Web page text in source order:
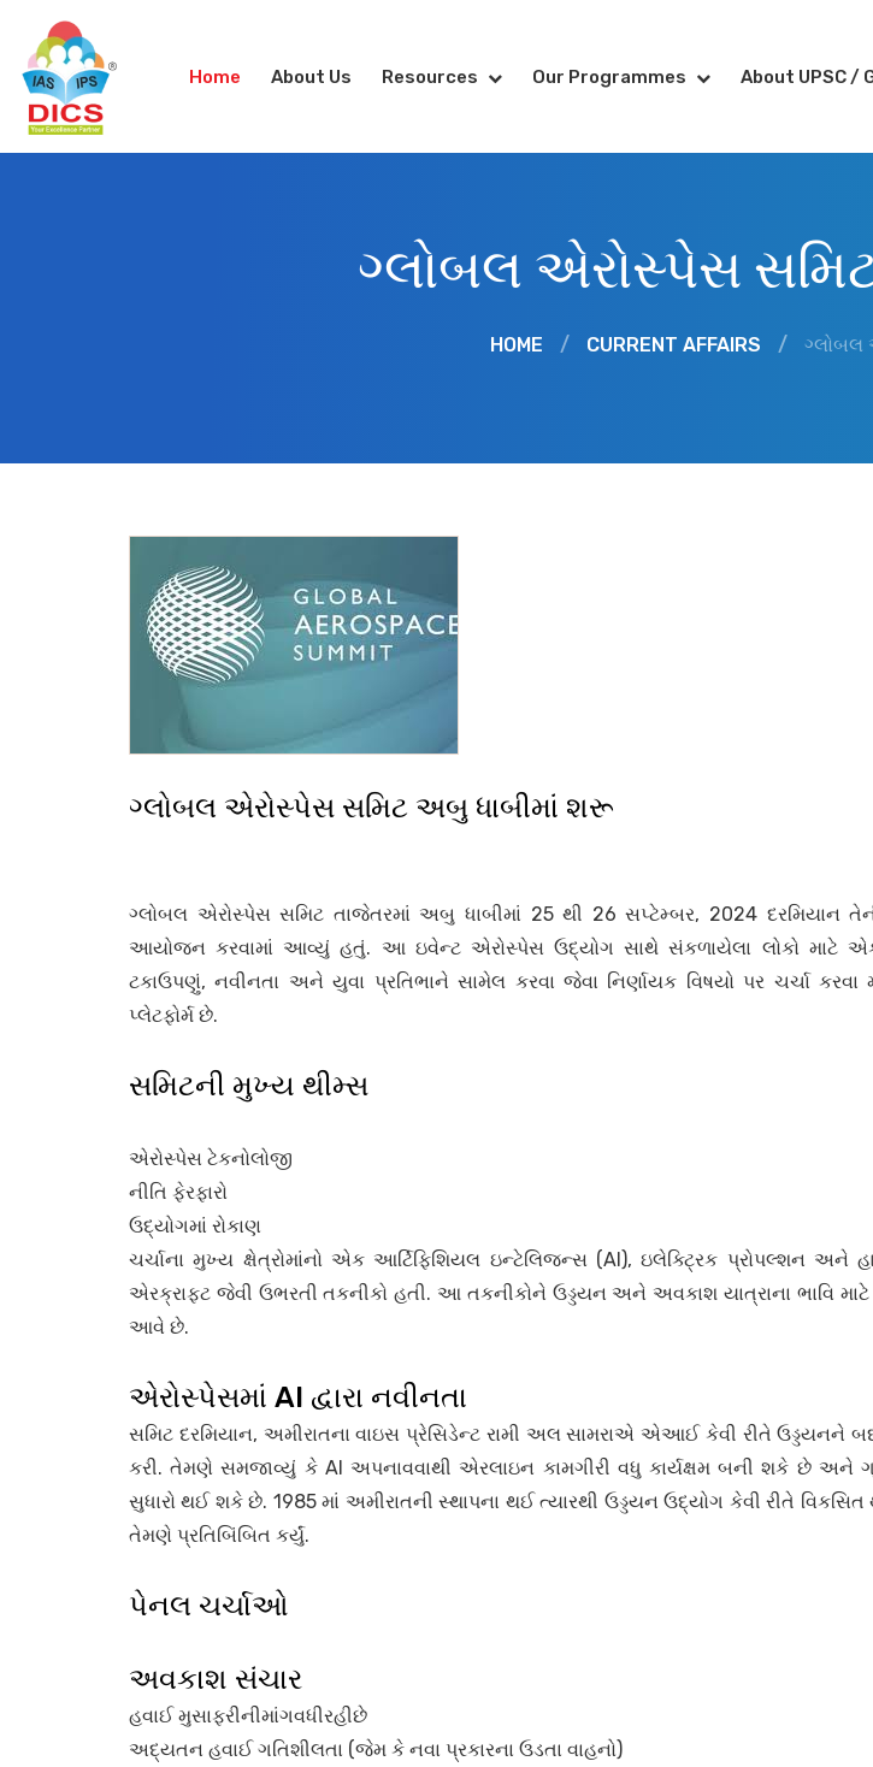
Home About Us Resources Our Programmes About UPSC /
ગ્લોબલ એરોસ્પેસ
HOME / CURRENT AFFAIRS / ગ્લોબલ
ગ્લોબલ એરોસ્પેસ સમિટ અબુ ધાબીમાં શરૂ
ગ્લોબલ એરોસ્પેસ સમિટ તાજેતરમાં અબુ ધાબીમાં 25 થી 26 સપ્ટેમ્બર, 2024 દરમિયાન
આયોજન કરવામાં આવ્યું હતું. આ ઇવેન્ટ એરોસ્પેસ ઉદ્યોગ સાથે સંકળાયેલા લોકો માટે
ટકાઉપણું, નવીનતા અને યુવા પ્રતિભાને સામેલ કરવા જેવા નિર્ણાયક વિષયો પર ચર્ચા
પ્લેટફોર્મ છે.
સમિટની મુખ્ય થીમ્સ
એરોસ્પેસ ટેકનોલોજી
નીતિ ફેરફારો
ઉદ્યોગમાં રોકાણ
ચર્ચાના મુખ્ય ક્ષેત્રોમાંનો એક આર્ટિફિશિયલ ઇન્ટેલિજન્સ (AI), ઇલેક્ટ્રિક પ્રોપલ્શન અને
એરક્રાફ્ટ જેવી ઉભરતી તકનીકો હતી. આ તકનીકોને ઉડ્ડયન અને અવકાશ યાત્રાના ભાવિ માટે
આવે છે.
એરોસ્પેસમાં AI દ્વારા નવીનતા
સમિટ દરમિયાન, અમીરાતના વાઇસ પ્રેસિડેન્ટ રામી અલ સામરાએ એઆઈ કેવી રીતે ઉડ્ડયનને
કરી. તેમણે સમજાવ્યું કે AI અપનાવવાથી એરલાઇન કામગીરી વધુ કાર્યક્ષમ બની શકે છે અને
સુધારો થઈ શકે છે. 1985 માં અમીરાતની સ્થાપના થઈ ત્યારથી ઉડ્ડયન ઉદ્યોગ કેવી રીતે
તેમણે પ્રતિબિંબિત કર્યું.
પેનલ ચર્ચાઓ
અવકાશ સંચાર
હવાઈ મુસાફરીનીમાંગવધીરહીછે
અદ્યતન હવાઈ ગતિશીલતા (જેમ કે નવા પ્રકારના ઉડતા વાહનો)